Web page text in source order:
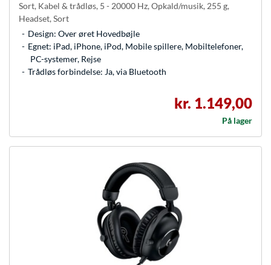
Sort, Kabel & trådløs, 5 - 20000 Hz, Opkald/musik, 255 g,
Headset, Sort
Design: Over øret Hovedbøjle
Egnet: iPad, iPhone, iPod, Mobile spillere, Mobiltelefoner,
PC-systemer, Rejse
Trådløs forbindelse: Ja, via Bluetooth
kr. 1.149,00
På lager